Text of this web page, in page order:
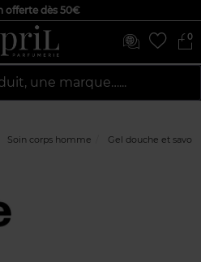
offerte dès 50€
0
une marque…...
Soin corps homme Gel douche et savon